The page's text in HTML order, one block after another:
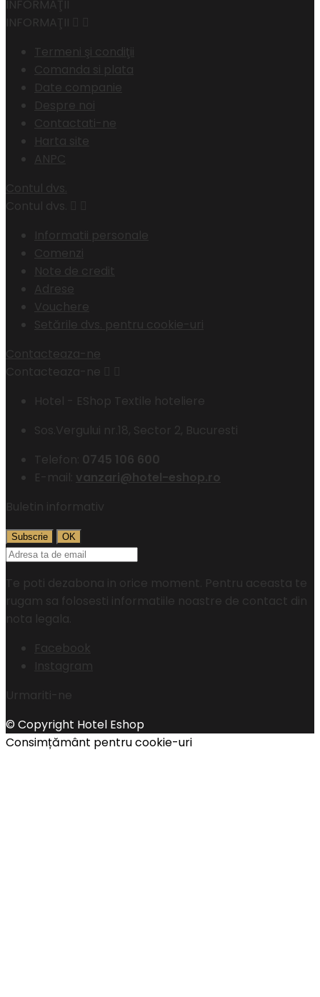
INFORMAŢII
INFORMAŢII
Termeni şi condiţii
Comanda si plata
Date companie
Despre noi
Contactati-ne
Harta site
ANPC
Contul dvs.
Contul dvs.
Informatii personale
Comenzi
Note de credit
Adrese
Vouchere
Setările dvs. pentru cookie-uri
Contacteaza-ne
Contacteaza-ne
Hotel - EShop Textile hoteliere
Sos.Vergului nr.18, Sector 2, Bucuresti
Telefon: 0745 106 600
E-mail: vanzari@hotel-eshop.ro
Buletin informativ
Te poti dezabona in orice moment. Pentru aceasta te
rugam sa folosesti informatiile noastre de contact din
nota legala.
Facebook
Instagram
Urmariti-ne
© Copyright Hotel Eshop
Consimțământ pentru cookie-uri